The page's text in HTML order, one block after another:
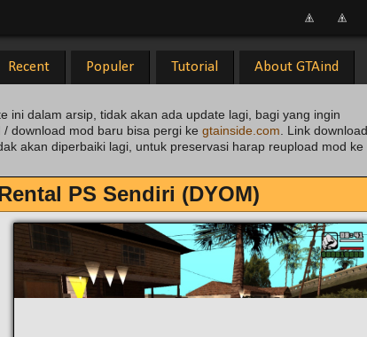
Recent Populer Tutorial About GTAind
ini dalam arsip, tidak akan ada update lagi, bagi yang ingin
/ download mod baru bisa pergi ke gtainside.com . Link download
akan diperbaiki lagi, untuk preservasi harap reupload mod ke
PS Sendiri (DYOM)